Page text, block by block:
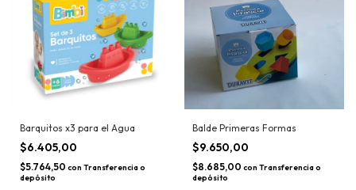
Barquitos x3 para el Agua
$6.405,00
$5.764,50 con Transferencia o
depósito
Balde Primeras Formas
$9.650,00
$8.685,00 con Transferencia o
depósito